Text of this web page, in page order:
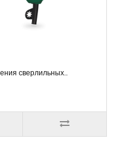
сверлильных..